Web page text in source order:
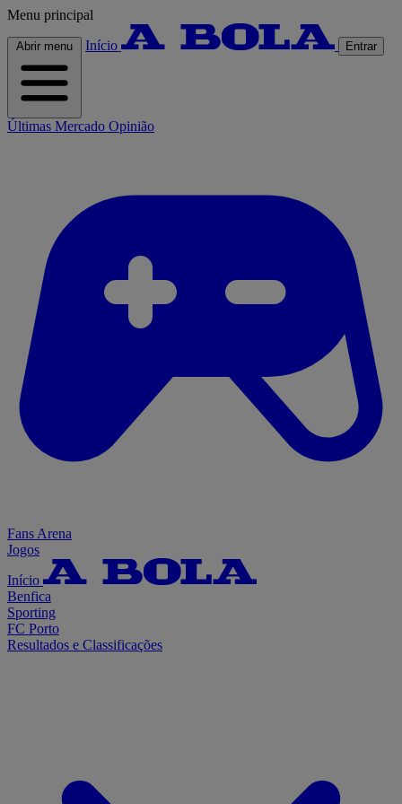
Menu principal
Abrir menu Início Entrar
Últimas Mercado Opinião
Fans Arena
Jogos
Início
Benfica
Sporting
FC Porto
Resultados e Classificações